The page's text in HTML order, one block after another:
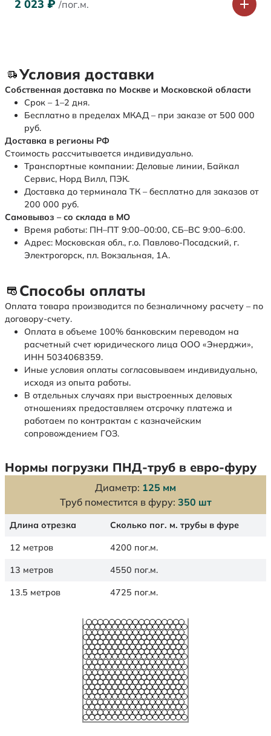
2 023 ₽ /пог.м.
Условия доставки
Собственная доставка по Москве и Московской области
Срок – 1–2 дня.
Бесплатно в пределах МКАД – при заказе от 500 000
руб.
Доставка в регионы РФ
Стоимость рассчитывается индивидуально.
Транспортные компании: Деловые линии, Байкал
Сервис, Норд Вилл, ПЭК.
Доставка до терминала ТК – бесплатно для заказов от
200 000 руб.
Самовывоз – со склада в МО
Время работы: ПН–ПТ 9:00–00:00, СБ–ВС 9:00–6:00.
Адрес: Московская обл., г.о. Павлово-Посадский, г.
Электрогорск, пл. Вокзальная, 1А.
Способы оплаты
Оплата товара производится по безналичному расчету – по
договору-счету.
Оплата в объеме 100% банковским переводом на
расчетный счет юридического лица ООО «Энерджи»,
ИНН 5034068359.
Иные условия оплаты согласовываем индивидуально,
исходя из опыта работы.
В отдельных случаях при выстроенных деловых
отношениях предоставляем отсрочку платежа и
работаем по контрактам с казначейским
сопровождением ГОЗ.
Нормы погрузки ПНД-труб в евро-фуру
Диаметр: 125 мм
Труб поместится в фуру: 350 шт
Длина отрезка Сколько пог. м. трубы в фуре
12 метров 4200 пог.м.
13 метров 4550 пог.м.
13.5 метров 4725 пог.м.